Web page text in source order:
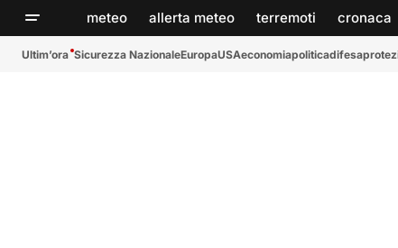
meteo allerta meteo terremoti cronaca
Ultim’ora Sicurezza NazionaleEuropaUSAeconomiapoliticadifesa